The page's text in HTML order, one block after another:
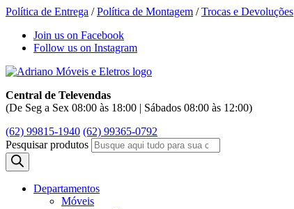
Política de Entrega /Política de Montagem /Trocas e Devoluções
Join us on Facebook
Follow us on Instagram
Central de Televendas
(De Seg a Sex 08:00 às 18:00 | Sábados 08:00 às 12:00)
(62) 99815-1940 (62) 99365-0792
Pesquisar produtos
Departamentos
Móveis